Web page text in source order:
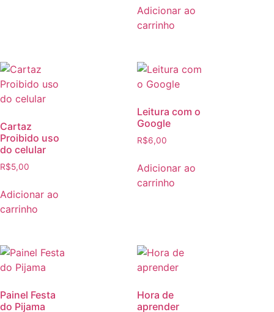
Adicionar ao
carrinho
Cartaz
Proibido uso
do celular
R$5,00
Adicionar ao
carrinho
Leitura com o
Google
R$6,00
Adicionar ao
carrinho
Painel Festa
do Pijama
Hora de
aprender